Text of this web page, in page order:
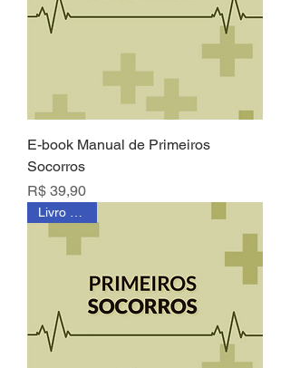
E-book Manual de Primeiros
Socorros
Preço
R$ 39,90